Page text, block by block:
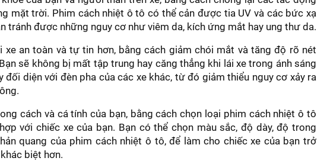
mặt trời. Phim cách nhiệt ô tô có thể cản được tia UV và các bức xạ
tránh được những nguy cơ như viêm da, kích ứng mắt hay ung thư da.
xe an toàn và tự tin hơn, bằng cách giảm chói mắt và tăng độ rõ nét
sẽ không bị mất tập trung hay căng thẳng khi lái xe trong ánh sáng
đối diện với đèn pha của các xe khác, từ đó giảm thiểu nguy cơ xảy ra
cách và cá tính của bạn, bằng cách chọn loại phim cách nhiệt ô tô
với chiếc xe của bạn. Bạn có thể chọn màu sắc, độ dày, độ trong
quang của phim cách nhiệt ô tô, để làm cho chiếc xe của bạn trở
biệt hơn.